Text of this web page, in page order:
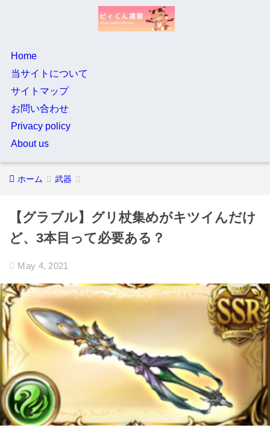
Home
当サイトについて
サイトマップ
お問い合わせ
Privacy policy
About us
ホーム 武器
【グラブル】グリ杖集めがキツイんだけ
ど、3本目って必要ある？
May 4, 2021